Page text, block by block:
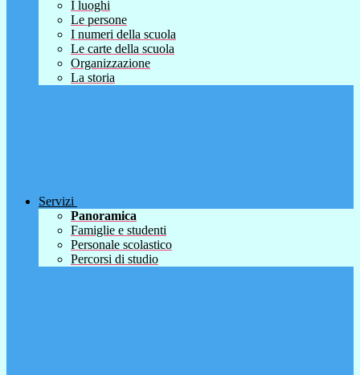
I luoghi
Le persone
I numeri della scuola
Le carte della scuola
Organizzazione
La storia
Servizi
Panoramica
Famiglie e studenti
Personale scolastico
Percorsi di studio